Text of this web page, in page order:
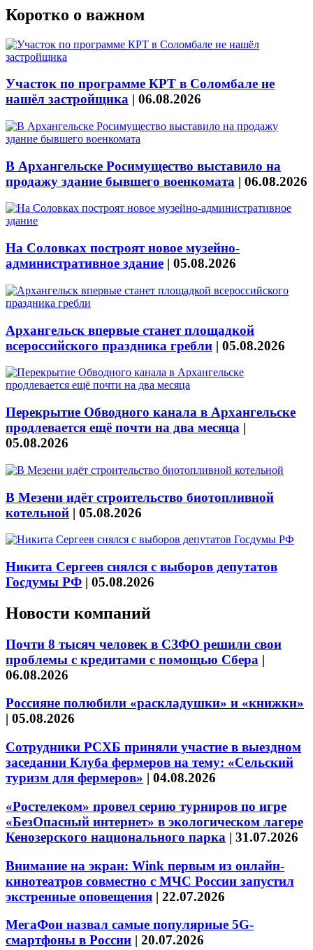
Коротко о важном
Участок по программе КРТ в Соломбале не
нашёл застройщика | 06.08.2026
В Архангельске Росимущество выставило на
продажу здание бывшего военкомата | 06.08.2026
На Соловках построят новое музейно-
административное здание | 05.08.2026
Архангельск впервые станет площадкой
всероссийского праздника гребли | 05.08.2026
Перекрытие Обводного канала в Архангельске
продлевается ещё почти на два месяца |
05.08.2026
В Мезени идёт строительство биотопливной
котельной | 05.08.2026
Никита Сергеев снялся с выборов депутатов
Госдумы РФ | 05.08.2026
Новости компаний
Почти 8 тысяч человек в СЗФО решили свои
проблемы с кредитами с помощью Сбера |
06.08.2026
Россияне полюбили «раскладушки» и «книжки»
| 05.08.2026
Сотрудники РСХБ приняли участие в выездном
заседании Клуба фермеров на тему: «Сельский
туризм для фермеров» | 04.08.2026
«Ростелеком» провел серию турниров по игре
«БезОпасный интернет» в экологическом лагере
Кенозерского национального парка | 31.07.2026
Внимание на экран: Wink первым из онлайн-
кинотеатров совместно с МЧС России запустил
экстренные оповещения | 22.07.2026
МегаФон назвал самые популярные 5G-
смартфоны в России | 20.07.2026